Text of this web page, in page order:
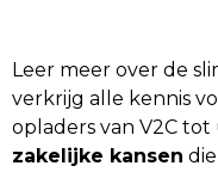
Leer meer over de
verkrijg alle kennis
opladers van V2C
zakelijke kansen